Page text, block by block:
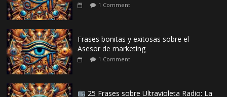
1 Comment
Frases bonitas y exitosas sobre el
Asesor de marketing
1 Comment
25 Frases sobre Ultravioleta Radio: La